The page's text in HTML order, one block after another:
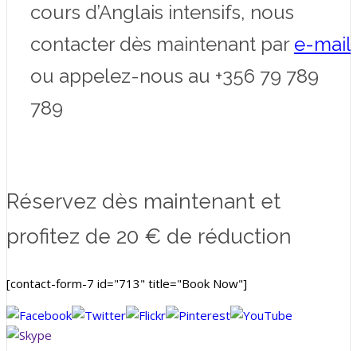
cours d’Anglais intensifs, nous
contacter dès maintenant par e-mail
ou appelez-nous au +356 79 789
789
Réservez dès maintenant et
profitez de 20 € de réduction
[contact-form-7 id="713" title="Book Now"]